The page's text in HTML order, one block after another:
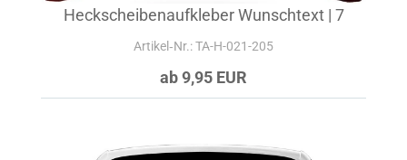
Heckscheibenaufkleber Wunschtext | 7
Artikel‑Nr.: TA-H-021-205
ab 9,95 EUR